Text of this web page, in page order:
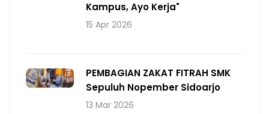
Kampus, Ayo Kerja"
15 Apr 2026
PEMBAGIAN ZAKAT FITRAH SMK
Sepuluh Nopember Sidoarjo
13 Mar 2026